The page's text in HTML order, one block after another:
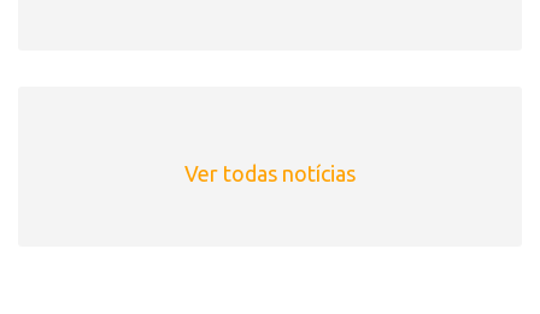
Ver todas notícias